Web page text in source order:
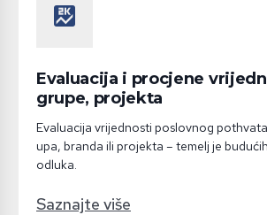
score
Evaluacija i procjene
grupe, projekta
Evaluacija vrijednosti poslovnog
upa, branda ili projekta – temelj je
odluka.
Saznajte više